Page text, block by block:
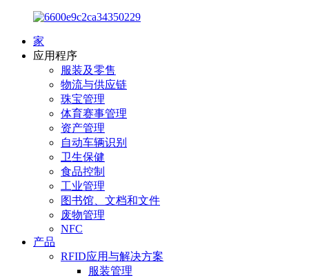
家
应用程序
服装及零售
物流与供应链
珠宝管理
体育赛事管理
资产管理
自动车辆识别
卫生保健
食品控制
工业管理
图书馆、文档和文件
废物管理
NFC
产品
RFID应用与解决方案
服装管理